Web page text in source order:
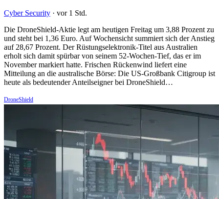
Cyber Security · vor 1 Std.
Die DroneShield-Aktie legt am heutigen Freitag um 3,88 Prozent zu
und steht bei 1,36 Euro. Auf Wochensicht summiert sich der Anstieg
auf 28,67 Prozent. Der Rüstungselektronik-Titel aus Australien
erholt sich damit spürbar von seinem 52-Wochen-Tief, das er im
November markiert hatte. Frischen Rückenwind liefert eine
Mitteilung an die australische Börse: Die US-Großbank Citigroup ist
heute als bedeutender Anteilseigner bei DroneShield…
DroneShield